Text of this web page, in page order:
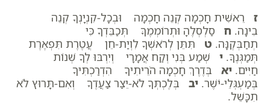
ז רֵאשִׁית חָכְמָה קְנֵה חָכְמָה וּבְכָל-קִנְיָנְךָ קְנֵה
בִינָה. ח סַלְסְלֶהָ וּתְרוֹמְמֶךָּ תְּכַבֵּדְךָ כִּי
תְחַבְּקֶנָּה. ט תִּתֵּן לְרֹאשְׁךָ לִוְיַת-חֵן עֲטֶרֶת תִּפְאֶרֶת
תְּמַגְּנֶךָּ. י שְׁמַע בְּנִי וְקַח אֲמָרָי וְיִרְבּוּ לְךָ שְׁנוֹת
חַיִּים. יא בְּדֶרֶךְ חָכְמָה הֹרֵיתִיךָ הִדְרַכְתִּיךָ
בְּמַעְגְּלֵי-יֹשֶׁר. יב בְּלֶכְתְּךָ לֹא-יֵצַר צַעֲדֶךָ וְאִם-תָּרוּץ לֹא
תִכָּשֵׁל.